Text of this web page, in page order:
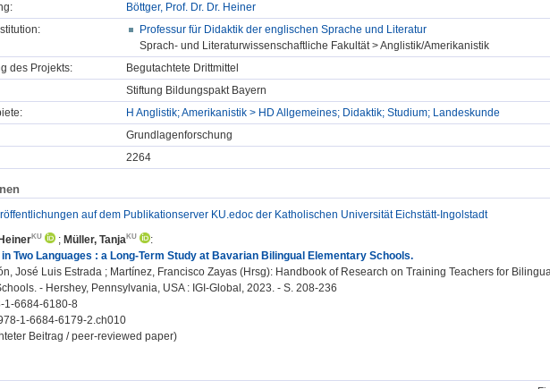
Böttger, Prof. Dr. Dr. Heiner
Professur für Didaktik der englischen Sprache und Literatur
Sprach- und Literaturwissenschaftliche Fakultät > Anglistik/Amerikanistik
des Projekts:
Begutachtete Drittmittel
Stiftung Bildungspakt Bayern
H Anglistik; Amerikanistik > HD Allgemeines; Didaktik; Studium; Landeskunde
Grundlagenforschung
2264
auf dem Publikationserver KU.edoc der Katholischen Universität Eichstätt-Ingolstadt
; Müller, Tanja
:
Two Languages : a Long-Term Study at Bavarian Bilingual Elementary Schools.
José Luis Estrada ; Martínez, Francisco Zayas (Hrsg): Handbook of Research on Training Teachers for
- Hershey, Pennsylvania, USA : IGI-Global, 2023. - S. 208-236
1-6684-6180-8
1-6684-6179-2.ch010
Beitrag / peer-reviewed paper)